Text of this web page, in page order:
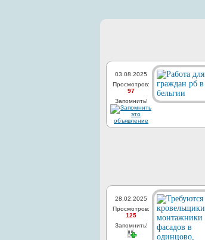
03.08.2025
Просмотров:
97
Запомнить!
28.02.2025
Просмотров:
125
Запомнить!